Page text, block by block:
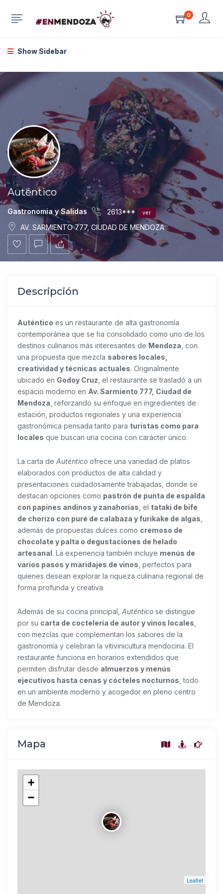
0
Show Sidebar
Auténtico
Gastronomia y Salidas 2613*** ver
AV. SARMIENTO 777, CIUDAD DE MENDOZA
Descripción
Auténtico es un restaurante de alta gastronomía
contemporánea que se ha consolidado como uno de los
destinos culinarios más interesantes de Mendoza , con
una propuesta que mezcla sabores locales,
creatividad y técnicas actuales. Originalmente
ubicado en Godoy Cruz , el restaurante se trasladó a un
espacio moderno en Av. Sarmiento 777, Ciudad de
Mendoza , reforzando su enfoque en ingredientes de
estación, productos regionales y una experiencia
gastronómica pensada tanto para turistas como para
locales que buscan una cocina con carácter único.
La carta de Auténtico ofrece una variedad de platos
elaborados con productos de alta calidad y
presentaciones cuidadosamente trabajadas, donde se
destacan opciones como pastrón de punta de espalda
con papines andinos y zanahorias , el tataki de bife
de chorizo con puré de calabaza y furikake de algas
además de propuestas dulces como cremoso de
chocolate y palta o degustaciones de helado
artesanal. La experiencia también incluye menús de
varios pasos y maridajes de vinos , perfectos para
quienes desean explorar la riqueza culinaria regional de
forma profunda y creativa.
Además de su cocina principal, Auténtico se distingue
por su carta de coctelería de autor y vinos locales
con mezclas que complementan los sabores de la
gastronomía y celebran la vitivinicultura mendocina. El
restaurante funciona en horarios extendidos que
permiten disfrutar desde almuerzos y menús
ejecutivos hasta cenas y cócteles nocturnos , todo
en un ambiente moderno y acogedor en pleno centro
de Mendoza.
Mapa
+
−
Leaflet